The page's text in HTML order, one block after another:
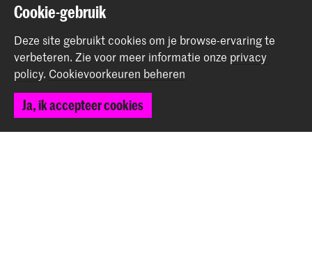
Spuiplein 150
2511 DG Den Haag
+31 70 315 15 15
info@koncon.nl
Volg ons
Cookie-gebruik
Deze site gebruikt cookies om je browse-ervaring te
verbeteren. Zie voor meer informatie onze privacy
policy. Cookievoorkeuren beheren
Ja, ik accepteer cookies